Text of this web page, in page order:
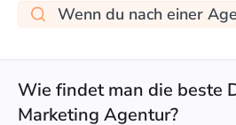
Wenn du nach einer
Wie findet man die beste
Marketing Agentur?